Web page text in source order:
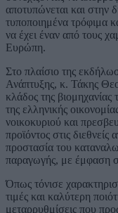
αποτυπώνεται και στην
τυποποιημένα τρόφιμα
να έχει έναν από τους
Ευρώπη.
Στο πλαίσιο της
Ανάπτυξης, κ. Τάκης
κλάδος της
της ελληνικής
νοικοκυριού και
προϊόντος στις
προστασία του
παραγωγής, με έμφαση
Όπως τόνισε
τιμές και καλύτερη
μεταρρυθμίσεις που